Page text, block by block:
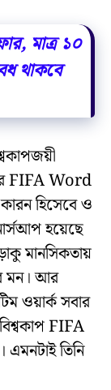
মাত্র ১০
থাকবে
FIFA Word
হিসেবে ও
হয়েছে
মানসিকতায়
মন। আর
ওয়ার্ক সবার
FIFA
তিনি